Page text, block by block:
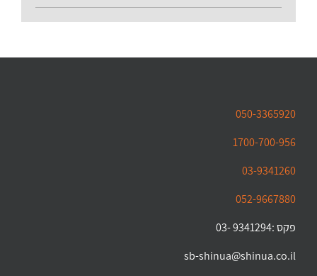
050-3365920
1700-700-956
03-9341260
052-9667880
פקס :9341294 -03
sb-shinua@shinua.co.il